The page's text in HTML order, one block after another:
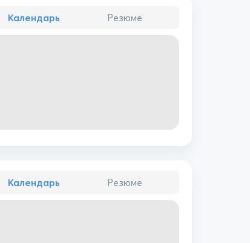
Календарь Резюме
Календарь Резюме